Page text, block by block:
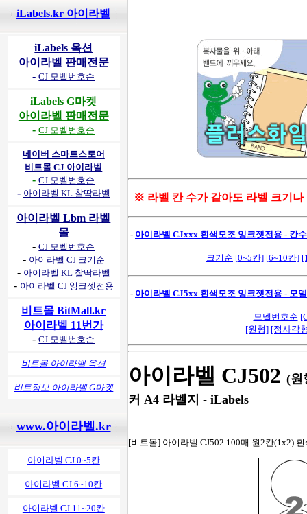
iLabels.kr 아이라벨
iLabels 옥션
아이라벨 판매전문
-CJ 모벨번호순
iLabels G마켓
아이라벨 판매전문
-CJ 모벨번호순
네이버 스마트스토어
비트몰 CJ 아이라벨
-CJ 모벨번호순
- 아이라벨 KL 찰딱라벨
아이라벨 Lbm 라벨
몰
-CJ 모벨번호순
- 아이라벨 CJ 크기순
- 아이라벨 KL 찰딱라벨
- 아이라벨 CJ 잉크젯전용
비트몰 BitMall.kr
아이라벨 11번가
-CJ 모벨번호순
비트몰 아이라벨 옥션
비트정보 아이라벨 G마켓
www.아이라벨.kr
아이라벨 CJ 0~5칸
아이라벨 CJ 6~10칸
아이라벨 CJ 11~20칸
※ 라벨 칸 수가 같아도 라벨 크기나
- 아이라벨 CJxxx 흰색모조 잉크젯전용 - 칸
크기순 [0~5칸] [6~10칸]
- 아이라벨 CJ5xx 흰색모조 잉크젯전용 - 모
모델번호순
[원형] [정사각
아이라벨 CJ502 (원
커 A4 라벨지 - iLabels
[비트몰] 아이라벨 CJ502 100매 원2칸(1x2)